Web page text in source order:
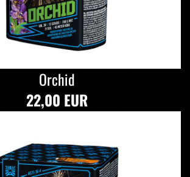
Orchid
22,00 EUR